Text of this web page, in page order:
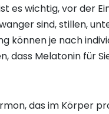
es wichtig, vor der
sind, stillen,
können je nach
dass Melatonin für
das im Körper